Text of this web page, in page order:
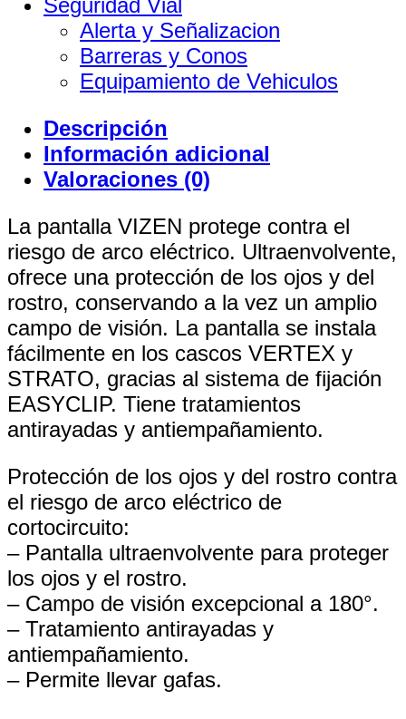
Seguridad Vial
Alerta y Señalizacion
Barreras y Conos
Equipamiento de Vehiculos
Descripción
Información adicional
Valoraciones (0)
La pantalla VIZEN protege contra el
riesgo de arco eléctrico. Ultraenvolvente,
ofrece una protección de los ojos y del
rostro, conservando a la vez un amplio
campo de visión. La pantalla se instala
fácilmente en los cascos VERTEX y
STRATO, gracias al sistema de fijación
EASYCLIP. Tiene tratamientos
antirayadas y antiempañamiento.
Protección de los ojos y del rostro contra
el riesgo de arco eléctrico de
cortocircuito:
– Pantalla ultraenvolvente para proteger
los ojos y el rostro.
– Campo de visión excepcional a 180°.
– Tratamiento antirayadas y
antiempañamiento.
– Permite llevar gafas.